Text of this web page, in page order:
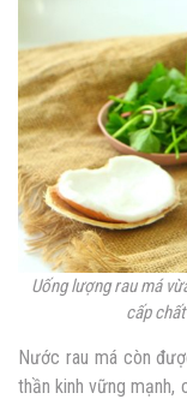
Uống lượng rau má
cấp
Nước rau má còn
thần kinh vững mạnh,